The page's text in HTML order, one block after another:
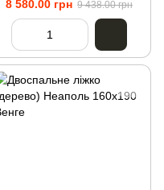
8 580.00 грн 9 438.00 грн